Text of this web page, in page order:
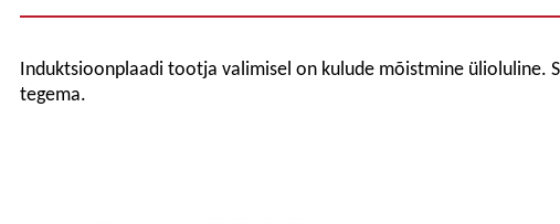
Induktsioonplaadi tootja valimisel on kulude mõistmine ülioluline.
tegema.